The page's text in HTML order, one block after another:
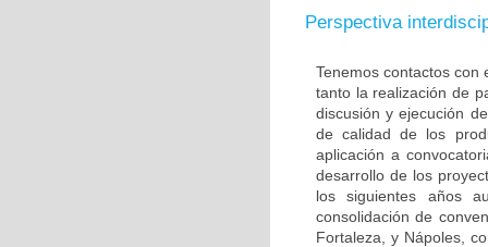
Perspectiva
Tenemos contactos con
tanto la realización de
discusión y ejecución
de calidad de los
aplicación a
desarrollo de los
los siguientes años
consolidación de
Fortaleza, y Nápoles,